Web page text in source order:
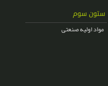
ستون سوم
مواد اولیه صنعتی